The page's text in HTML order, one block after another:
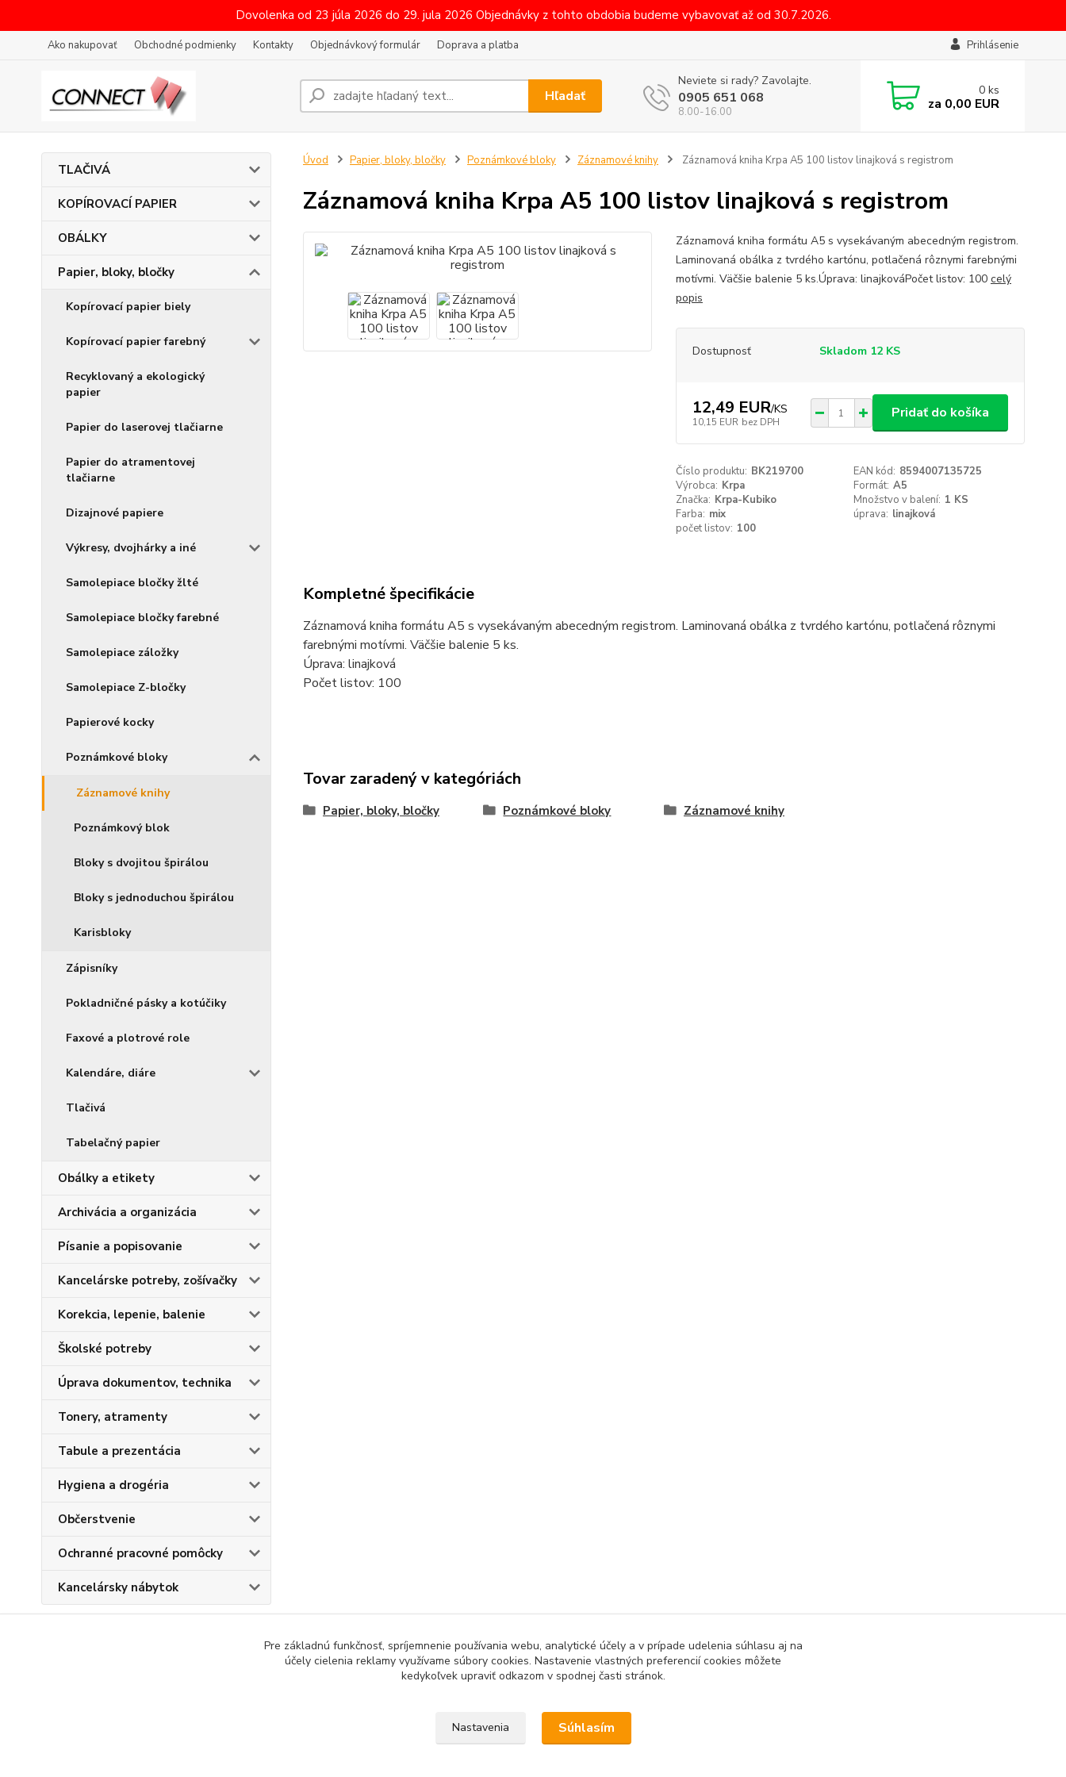
Dovolenka od 23 júla 2026 do 29. jula 2026 Objednávky z tohto obdobia budeme vybavovať až od 30.7.2026.
Ako nakupovať Obchodné podmienky Kontakty Objednávkový formulár Doprava a platba Prihlásenie
Hľadať
Neviete si rady? Zavolajte.
0905 651 068
8.00-16.00
0 ks
za 0,00 EUR
TLAČIVÁ
KOPÍROVACÍ PAPIER
OBÁLKY
Papier, bloky, bločky
Kopírovací papier biely
Kopírovací papier farebný
Recyklovaný a ekologický
papier
Papier do laserovej tlačiarne
Papier do atramentovej
tlačiarne
Dizajnové papiere
Výkresy, dvojhárky a iné
Samolepiace bločky žlté
Samolepiace bločky farebné
Samolepiace záložky
Samolepiace Z-bločky
Papierové kocky
Poznámkové bloky
Záznamové knihy
Poznámkový blok
Bloky s dvojitou špirálou
Bloky s jednoduchou špirálou
Karisbloky
Zápisníky
Pokladničné pásky a kotúčiky
Faxové a plotrové role
Kalendáre, diáre
Tlačivá
Tabelačný papier
Obálky a etikety
Archivácia a organizácia
Písanie a popisovanie
Kancelárske potreby, zošívačky
Korekcia, lepenie, balenie
Školské potreby
Úprava dokumentov, technika
Tonery, atramenty
Tabule a prezentácia
Hygiena a drogéria
Občerstvenie
Ochranné pracovné pomôcky
Kancelársky nábytok
Úvod Papier, bloky, bločky Poznámkové bloky Záznamové knihy Záznamová kniha Krpa A5 100 listov linajková s registrom
Záznamová kniha Krpa A5 100 listov linajková s registrom
Záznamová kniha formátu A5 s vysekávaným abecedným registrom.
Laminovaná obálka z tvrdého kartónu, potlačená rôznymi farebnými
motívmi. Väčšie balenie 5 ks.Úprava: linajkováPočet listov: 100 celý
popis
Dostupnosť Skladom 12 KS
12,49 EUR/KS
10,15 EUR bez DPH
Pridať do košíka
Číslo produktu: BK219700 EAN kód: 8594007135725
Výrobca: Krpa Formát: A5
Značka: Krpa-Kubiko Množstvo v balení: 1 KS
Farba: mix úprava: linajková
počet listov: 100
Kompletné špecifikácie
Záznamová kniha formátu A5 s vysekávaným abecedným registrom. Laminovaná obálka z tvrdého kartónu, potlačená rôznymi
farebnými motívmi. Väčšie balenie 5 ks.
Úprava: linajková
Počet listov: 100
Tovar zaradený v kategóriách
Papier, bloky, bločky Poznámkové bloky Záznamové knihy
Upravit sběr cookies.
Pre základnú funkčnosť, spríjemnenie používania webu, analytické účely a v prípade udelenia súhlasu aj na
účely cielenia reklamy využívame súbory cookies. Nastavenie vlastných preferencií cookies môžete
kedykoľvek upraviť odkazom v spodnej časti stránok.
Nastavenia Súhlasím